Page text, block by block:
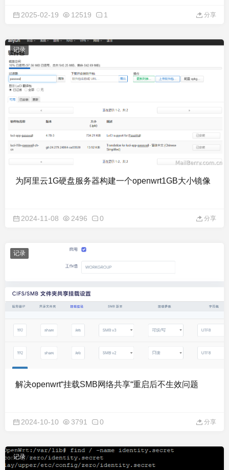
2025-02-19 12519 1 分享
记录
为阿里云1G硬盘服务器构建一个openwrt1GB大小镜像
2024-11-08 2496 0 分享
记录
解决openwrt“挂载SMB网络共享“重启后不生效问题
2024-10-10 3791 0 分享
记录